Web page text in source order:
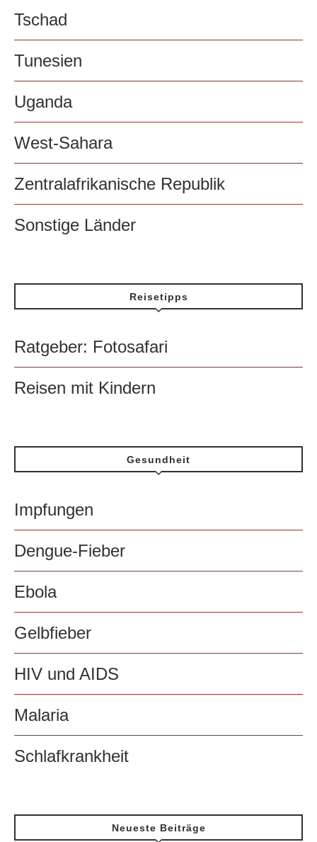
Tschad
Tunesien
Uganda
West-Sahara
Zentralafrikanische Republik
Sonstige Länder
Reisetipps
Ratgeber: Fotosafari
Reisen mit Kindern
Gesundheit
Impfungen
Dengue-Fieber
Ebola
Gelbfieber
HIV und AIDS
Malaria
Schlafkrankheit
Neueste Beiträge